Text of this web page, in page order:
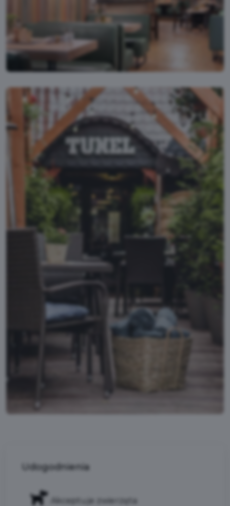
Udogodnienia
Akceptuje zwierzęta